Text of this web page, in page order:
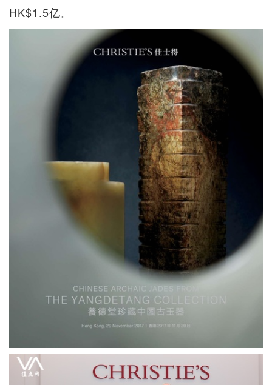
HK$1.5亿。